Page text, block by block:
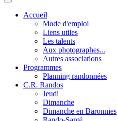
Accueil
Mode d'emploi
Liens utiles
Les talents
Aux photographes...
Autres associations
Programmes
Planning randonnées
C.R. Randos
Jeudi
Dimanche
Dimanche en Baronnies